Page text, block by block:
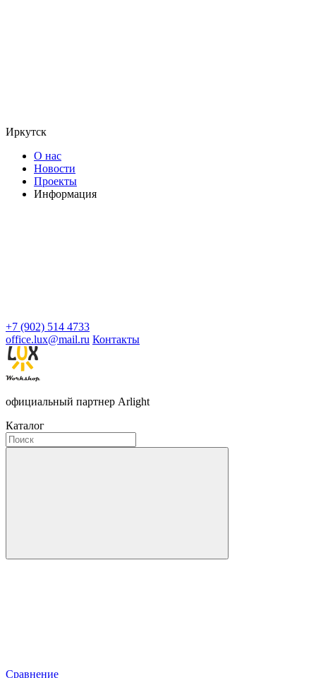
Иркутск
О нас
Новости
Проекты
Информация
+7 (902) 514 4733
office.lux@mail.ru Контакты
официальный партнер Arlight
Каталог
Сравнение